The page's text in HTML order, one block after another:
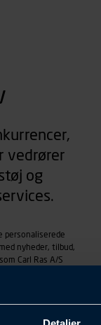
vedrører
og
personaliserede
nyheder, tilbud,
Carl Ras A/S
kan trække dit